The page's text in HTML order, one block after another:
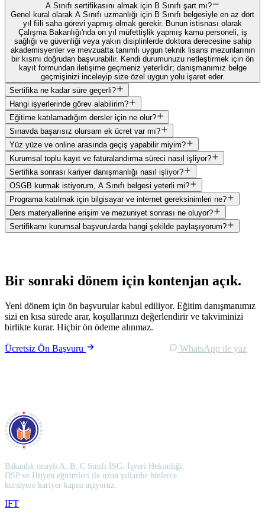
A Sınıfı sertifikasını almak için B Sınıfı şart mı?
Genel kural olarak A Sınıfı uzmanlığı için B Sınıfı belgesiyle en az dört
yıl fiili saha görevi yapmış olmak gerekir. Bunun istisnası olarak
Çalışma Bakanlığı'nda on yıl müfettişlik yapmış kamu personeli, iş
sağlığı ve güvenliği veya yakın disiplinlerde doktora derecesine sahip
akademisyenler ve mevzuatta tanımlı uygun teknik lisans mezunlarının
bir kısmı doğrudan başvurabilir. Kendi durumunuzu netleştirmek için ön
kayıt formundan iletişime geçmeniz yeterlidir; danışmanımız belge
geçmişinizi inceleyip size özel uygun yolu işaret eder.
Sertifika ne kadar süre geçerli?
Hangi işyerlerinde görev alabilirim?
Eğitime katılamadığım dersler için ne olur?
Sınavda başarısız olursam ek ücret var mı?
Yüz yüze ve online arasında geçiş yapabilir miyim?
Kurumsal toplu kayıt ve faturalandırma süreci nasıl işliyor?
Sertifika sonrası kariyer danışmanlığı nasıl işliyor?
OSGB kurmak istiyorum, A Sınıfı belgesi yeterli mi?
Programa katılmak için bilgisayar ve internet gereksinimleri ne?
Ders materyallerine erişim ve mezuniyet sonrası ne oluyor?
Sertifikamı kurumsal başvurularda hangi şekilde paylaşıyorum?
Bir sonraki dönem için kontenjan açık.
Yeni dönem için ön başvurular kabul ediliyor. Eğitim danışmanımız
sizi en kısa sürede arar, koşullarınızı değerlendirir ve takviminizi
birlikte kurar. Hiçbir ön ödeme alınmaz.
Ücretsiz Ön Başvuru WhatsApp ile yaz
Bakanlık onaylı A, B, C Sınıfı İSG, İşyeri Hekimliği,
DSP ve Hijyen eğitimleri ile uzun yıllardır binlerce
kursiyere kariyer kapısı açıyoruz.
IFT